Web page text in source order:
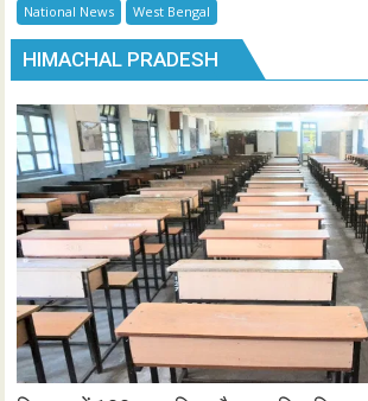
National News West Bengal
HIMACHAL PRADESH